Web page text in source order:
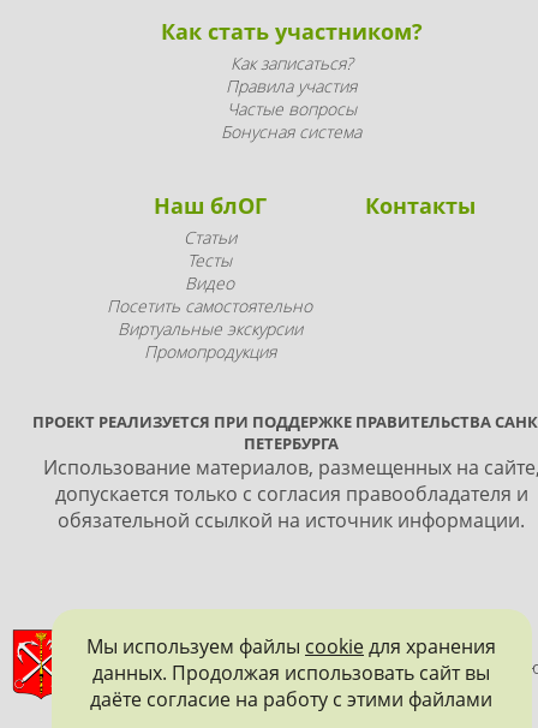
Как стать участником?
Как записаться?
Правила участия
Частые вопросы
Бонусная система
Наш блОГ
Статьи
Тесты
Видео
Посетить самостоятельно
Виртуальные экскурсии
Промопродукция
Контакты
ПРОЕКТ РЕАЛИЗУЕТСЯ ПРИ ПОДДЕРЖКЕ ПРАВИТЕЛЬСТВА
ПЕТЕРБУРГА
Использование материалов, размещенных на
допускается только с согласия правообладателя и
обязательной ссылкой на источник информации.
ПРАВИТЕЛЬСТВО САНКТ-ПЕТЕРБУРГА
КОМИТЕТ ПО ГОСУДАРСТВЕННОМУ КОНТРОЛЮ,
И ОХРАНЕ ПАМЯТНИКОВ ИСТОРИИ И КУЛЬТУРЫ
Мы используем файлы cookieдля хранения
данных. Продолжая использовать сайт вы
даёте согласие на работу с этими файлами